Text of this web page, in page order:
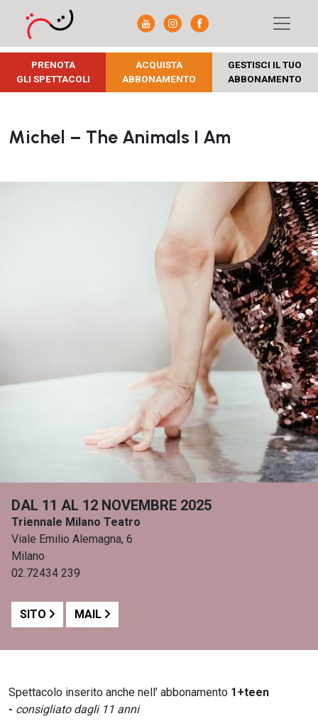
PRENOTA
GLI SPETTACOLI
ACQUISTA
ABBONAMENTO
GESTISCI IL TUO
ABBONAMENTO
Michel – The Animals I Am
DAL 11 AL 12 NOVEMBRE 2025
Triennale Milano Teatro
Viale Emilio Alemagna, 6
Milano
02.72434 239
SITO MAIL
Spettacolo inserito anche nell’ abbonamento 1+teen
- consigliato dagli 11 anni